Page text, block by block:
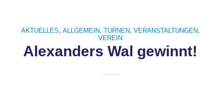
AKTUELLES, ALLGEMEIN, TURNEN, VERANSTALTUNGEN,
VEREIN
Alexanders Wal gewinnt!